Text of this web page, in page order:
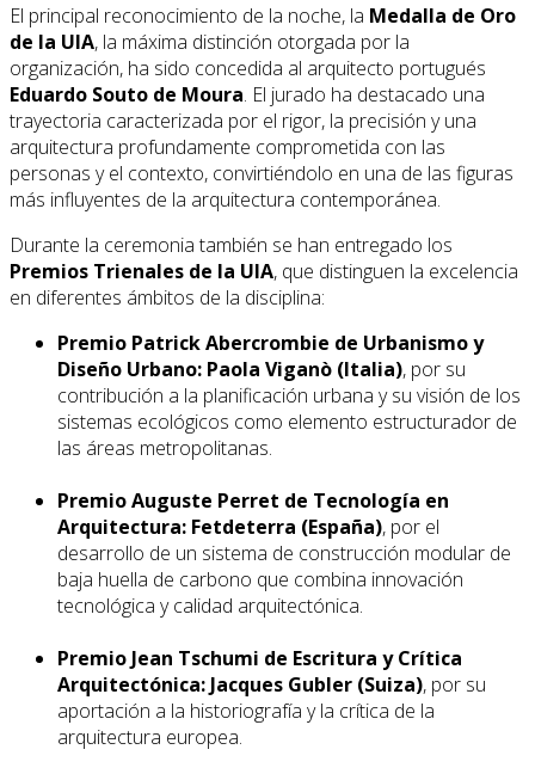
El principal reconocimiento de la noche, la Medalla de Oro
de la UIA, la máxima distinción otorgada por la
organización, ha sido concedida al arquitecto portugués
Eduardo Souto de Moura. El jurado ha destacado una
trayectoria caracterizada por el rigor, la precisión y una
arquitectura profundamente comprometida con las
personas y el contexto, convirtiéndolo en una de las figuras
más influyentes de la arquitectura contemporánea.
Durante la ceremonia también se han entregado los
Premios Trienales de la UIA, que distinguen la excelencia
en diferentes ámbitos de la disciplina:
Premio Patrick Abercrombie de Urbanismo y
Diseño Urbano: Paola Viganò (Italia), por su
contribución a la planificación urbana y su visión de los
sistemas ecológicos como elemento estructurador de
las áreas metropolitanas.
Premio Auguste Perret de Tecnología en
Arquitectura: Fetdeterra (España), por el
desarrollo de un sistema de construcción modular de
baja huella de carbono que combina innovación
tecnológica y calidad arquitectónica.
Premio Jean Tschumi de Escritura y Crítica
Arquitectónica: Jacques Gubler (Suiza), por su
aportación a la historiografía y la crítica de la
arquitectura europea.